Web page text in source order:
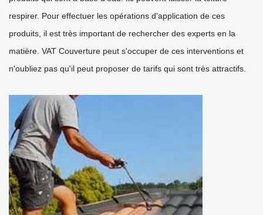
respirer. Pour effectuer les opérations d'application de ces
produits, il est très important de rechercher des experts en la
matière. VAT Couverture peut s'occuper de ces interventions et
n'oubliez pas qu'il peut proposer de tarifs qui sont très attractifs.